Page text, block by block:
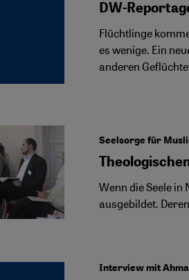
DW-
Flüchtlinge
es wenige. Ein
anderen
Seelsorge für
Wenn die Seele
ausgebildet.
Interview mit